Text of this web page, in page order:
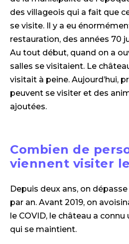
des villageois qui a fait que
se visite. Il y a eu
restauration, des années 70
Au tout début, quand on a
salles se visitaient. Le
visitait à peine. Aujourd’hui,
peuvent se visiter et des
ajoutées.
Combien de
viennent visiter
Depuis deux ans, on
par an. Avant 2019, on
le COVID, le château a
qui se maintient.